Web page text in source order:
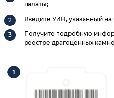
палаты;
Введите УИН, указанный на
Получите подробную
реестре драгоценных